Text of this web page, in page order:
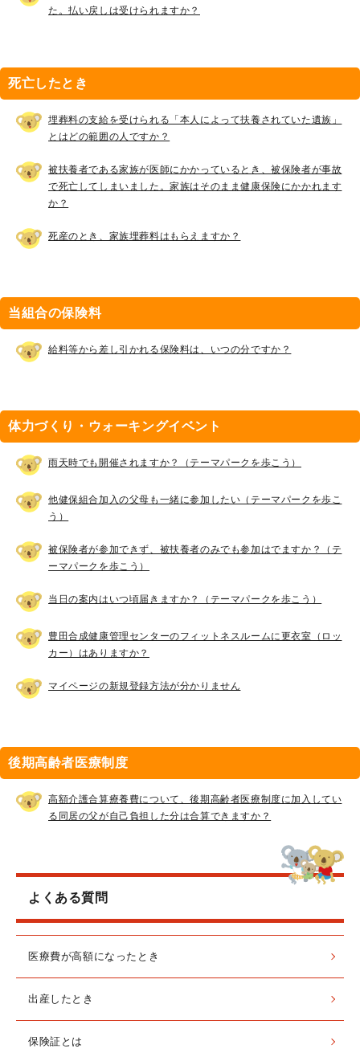
た。払い戻しは受けられますか？
死亡したとき
埋葬料の支給を受けられる「本人によって扶養されていた遺族」
とはどの範囲の人ですか？
被扶養者である家族が医師にかかっているとき、被保険者が事故
で死亡してしまいました。家族はそのまま健康保険にかかれます
か？
死産のとき、家族埋葬料はもらえますか？
当組合の保険料
給料等から差し引かれる保険料は、いつの分ですか？
体力づくり・ウォーキングイベント
雨天時でも開催されますか？（テーマパークを歩こう）
他健保組合加入の父母も一緒に参加したい（テーマパークを歩こ
う）
被保険者が参加できず、被扶養者のみでも参加はでますか？（テ
ーマパークを歩こう）
当日の案内はいつ頃届きますか？（テーマパークを歩こう）
豊田合成健康管理センターのフィットネスルームに更衣室（ロッ
カー）はありますか？
マイページの新規登録方法が分かりません
後期高齢者医療制度
高額介護合算療養費について、後期高齢者医療制度に加入してい
る同居の父が自己負担した分は合算できますか？
よくある質問
医療費が高額になったとき
出産したとき
保険証とは